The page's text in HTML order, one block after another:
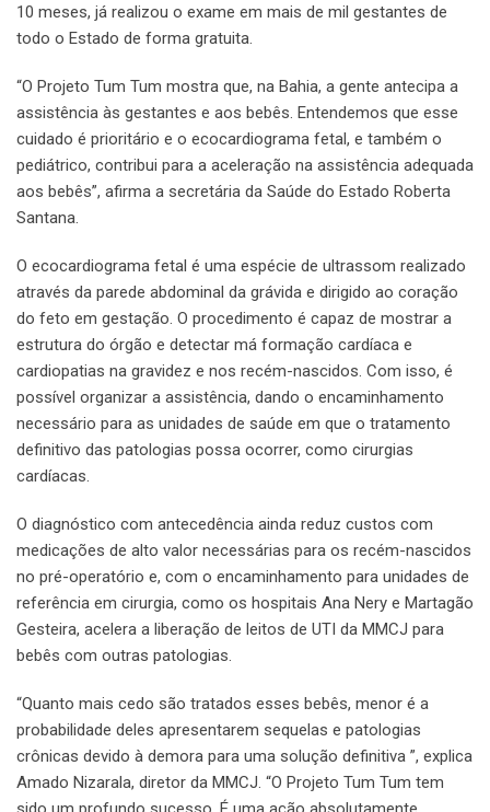
10 meses, já realizou o exame em mais de mil gestantes de
todo o Estado de forma gratuita.
“O Projeto Tum Tum mostra que, na Bahia, a gente antecipa a
assistência às gestantes e aos bebês. Entendemos que esse
cuidado é prioritário e o ecocardiograma fetal, e também o
pediátrico, contribui para a aceleração na assistência adequada
aos bebês”, afirma a secretária da Saúde do Estado Roberta
Santana.
O ecocardiograma fetal é uma espécie de ultrassom realizado
através da parede abdominal da grávida e dirigido ao coração
do feto em gestação. O procedimento é capaz de mostrar a
estrutura do órgão e detectar má formação cardíaca e
cardiopatias na gravidez e nos recém-nascidos. Com isso, é
possível organizar a assistência, dando o encaminhamento
necessário para as unidades de saúde em que o tratamento
definitivo das patologias possa ocorrer, como cirurgias
cardíacas.
O diagnóstico com antecedência ainda reduz custos com
medicações de alto valor necessárias para os recém-nascidos
no pré-operatório e, com o encaminhamento para unidades de
referência em cirurgia, como os hospitais Ana Nery e Martagão
Gesteira, acelera a liberação de leitos de UTI da MMCJ para
bebês com outras patologias.
“Quanto mais cedo são tratados esses bebês, menor é a
probabilidade deles apresentarem sequelas e patologias
crônicas devido à demora para uma solução definitiva ”, explica
Amado Nizarala, diretor da MMCJ. “O Projeto Tum Tum tem